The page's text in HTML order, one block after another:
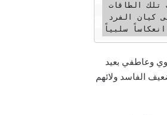
، وتنمية قدراتهم وملكاتهم ، مسؤولية الدولة والمجتمع والأسرة ، وفي حال عدم استيعاب تلك الطاقات
وعاطفي بعيد
الفاسد ولائهم